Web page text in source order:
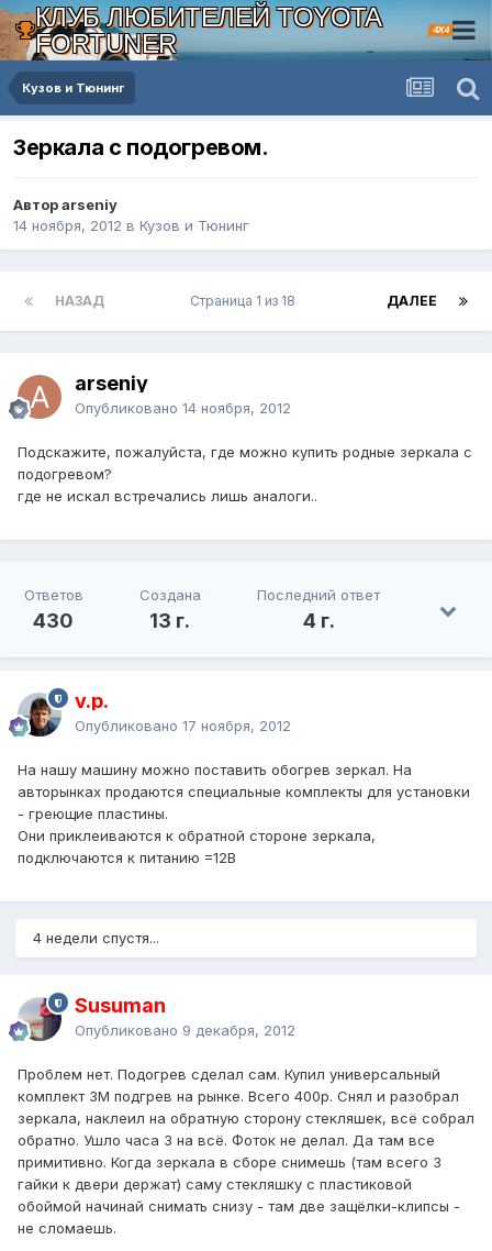
КЛУБ ЛЮБИТЕЛЕЙ TOYOTA
FORTUNER
4X4
Кузов и Тюнинг
Зеркала с подогревом.
Автор arseniy
14 ноября, 2012 в Кузов и Тюнинг
НАЗАД ДАЛЕЕ
Страница 1 из 18
arseniy
Опубликовано 14 ноября, 2012
Подскажите, пожалуйста, где можно купить родные зеркала с
подогревом?
где не искал встречались лишь аналоги..
Ответов
430
Создана
13 г.
Последний ответ
4 г.
v.p.
Опубликовано 17 ноября, 2012
На нашу машину можно поставить обогрев зеркал. На
авторынках продаются специальные комплекты для установки
- греющие пластины.
Они приклеиваются к обратной стороне зеркала,
подключаются к питанию =12В
4 недели спустя...
Susuman
Опубликовано 9 декабря, 2012
Проблем нет. Подогрев сделал сам. Купил универсальный
комплект 3М подгрев на рынке. Всего 400р. Снял и разобрал
зеркала, наклеил на обратную сторону стекляшек, всё собрал
обратно. Ушло часа 3 на всё. Фоток не делал. Да там все
примитивно. Когда зеркала в сборе снимешь (там всего 3
гайки к двери держат) саму стекляшку с пластиковой
обоймой начинай снимать снизу - там две защёлки-клипсы -
не сломаешь.